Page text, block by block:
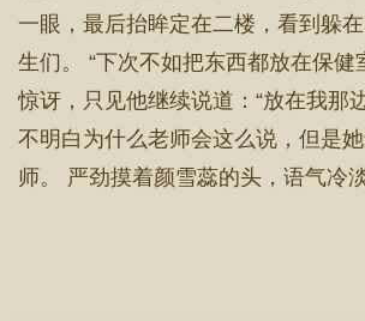
一眼，最后抬眸定在二楼，看到躲
生们。 “下次不如把东西都放在保健
惊讶，只见他继续说道：“放在我那
不明白为什么老师会这么说，但是
师。 严劲摸着颜雪蕊的头，语气冷